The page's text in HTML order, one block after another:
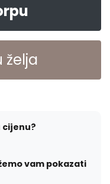
želja
vam pokazati